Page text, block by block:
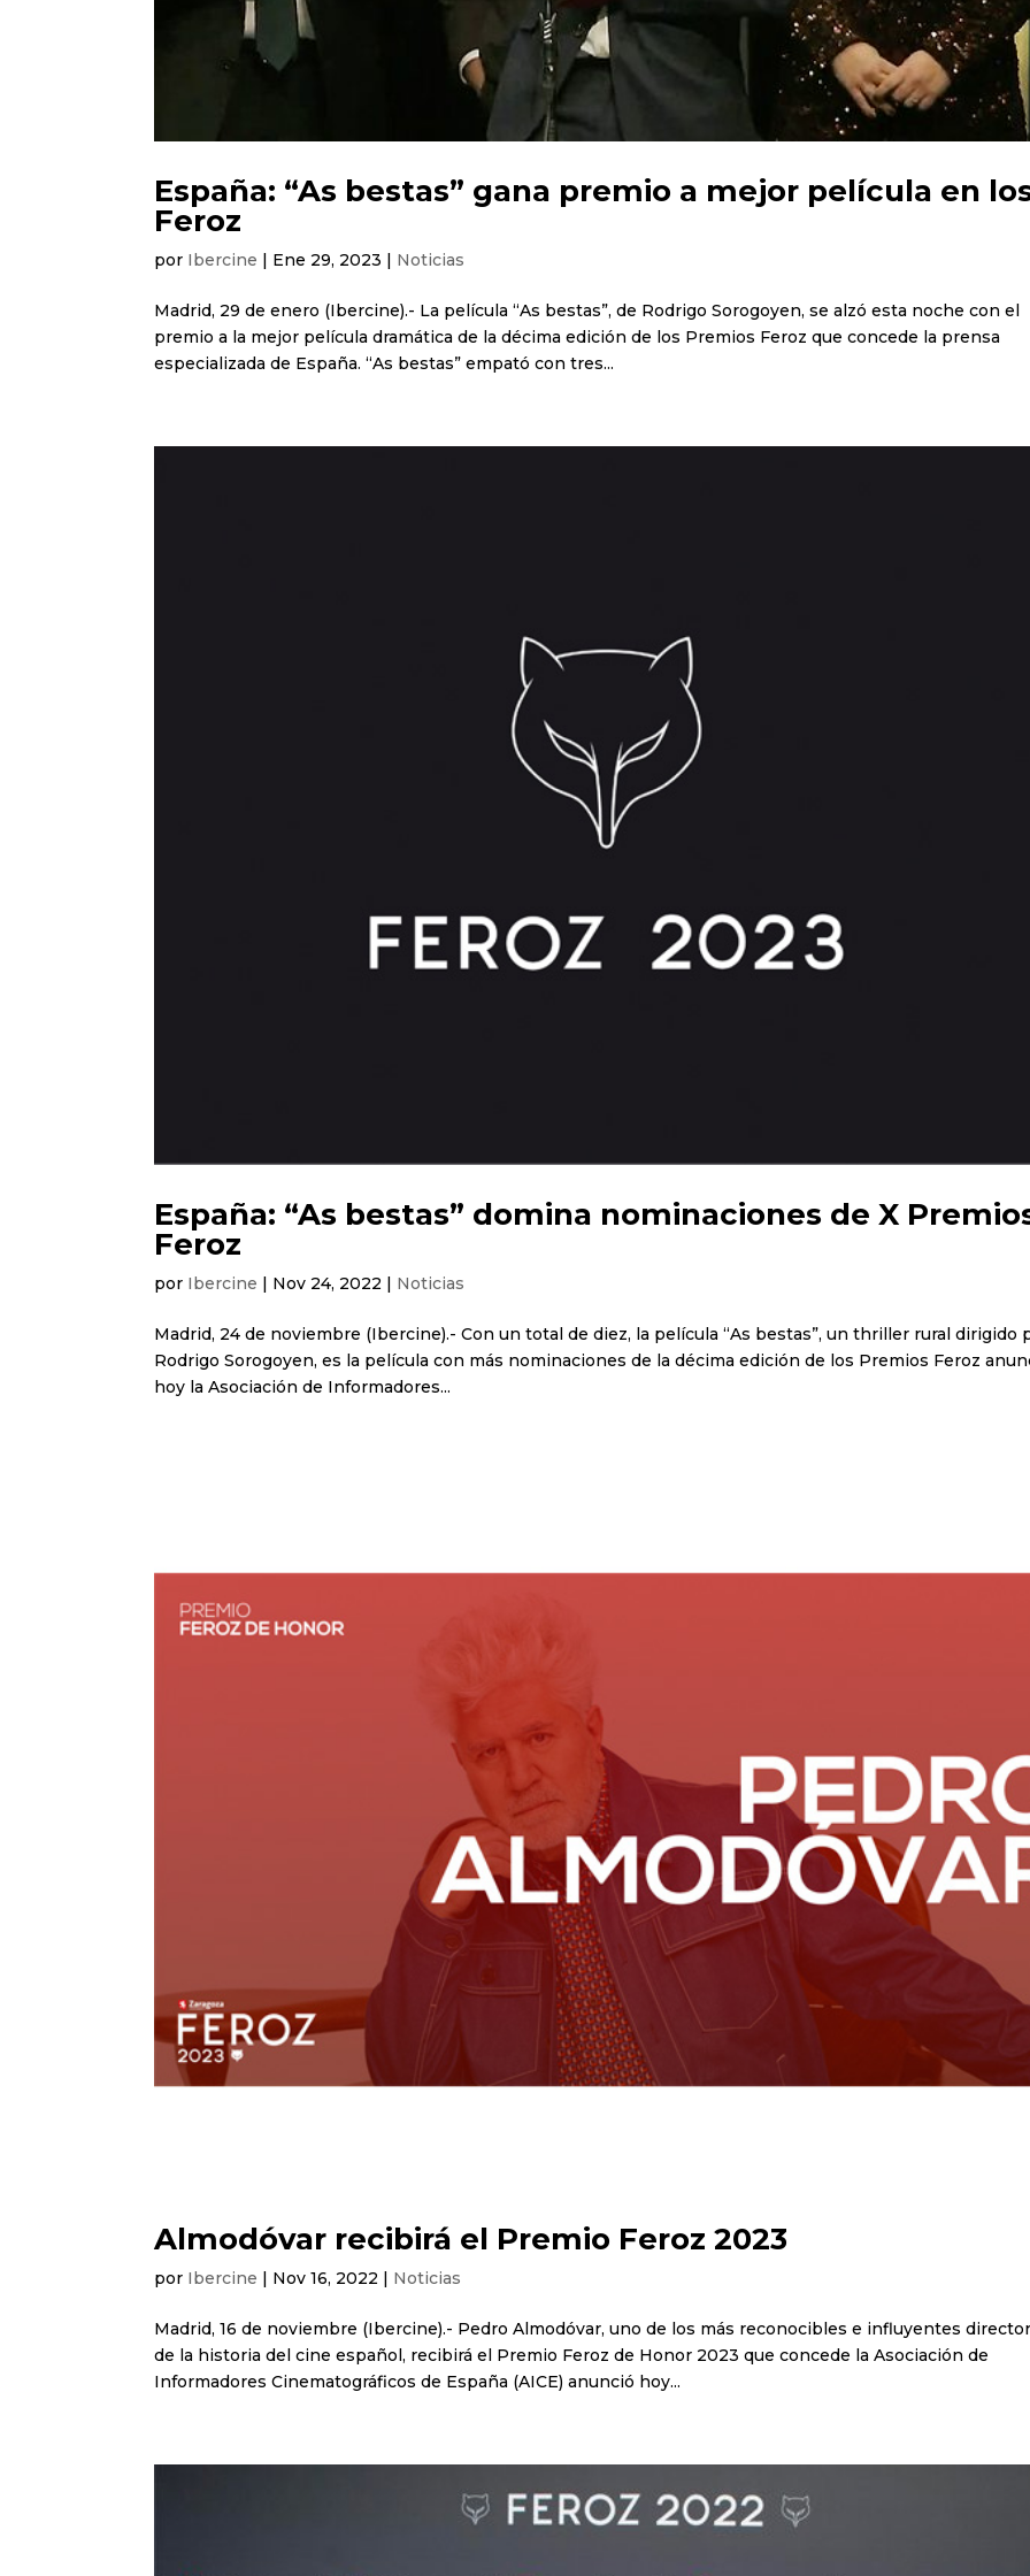
España: “As bestas” gana premio a mejor película en
Feroz
por Ibercine | Ene 29, 2023 | Noticias
Madrid, 29 de enero (Ibercine).- La película “As bestas”, de Rodrigo Sorogoyen, se alzó esta noche con el
premio a la mejor película dramática de la décima edición de los Premios Feroz que concede la prensa
especializada de España. “As bestas” empató con tres...
España: “As bestas” domina nominaciones de X
Feroz
por Ibercine Nov 24, 2022 Noticias
Madrid, 24 de noviembre (Ibercine).- Con un total de diez, la película “As bestas”, un thriller rural dirigido
Rodrigo Sorogoyen, es la película con más nominaciones de la décima edición de los Premios Feroz
hoy la Asociación de Informadores...
Almodóvar recibirá el Premio Feroz 2023
por Ibercine | Nov 16, 2022 | Noticias
Madrid, 16 de noviembre (Ibercine).- Pedro Almodóvar, uno de los más reconocibles e influyentes
de la historia del cine español, recibirá el Premio Feroz de Honor 2023 que concede la Asociación de
Informadores Cinematográficos de España (AICE) anunció hoy...